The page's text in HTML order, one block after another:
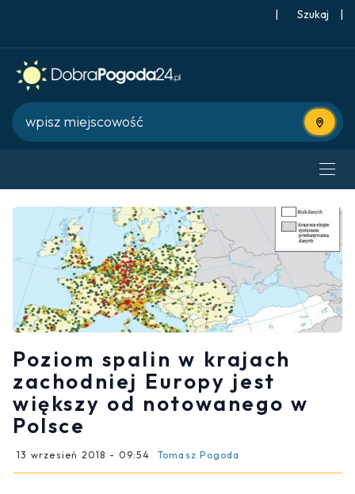
| |
Użyj
Poziom spalin w krajach
zachodniej Europy jest
większy od notowanego w
Polsce
13 wrzesień 2018 - 09:54 Tomasz Pogoda